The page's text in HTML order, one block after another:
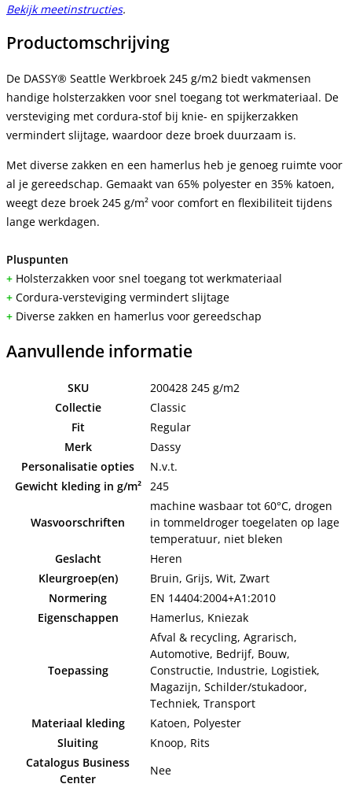
Bekijk meetinstructies.
Productomschrijving
De DASSY® Seattle Werkbroek 245 g/m2 biedt vakmensen
handige holsterzakken voor snel toegang tot werkmateriaal. De
versteviging met cordura-stof bij knie- en spijkerzakken
vermindert slijtage, waardoor deze broek duurzaam is.
Met diverse zakken en een hamerlus heb je genoeg ruimte voor
al je gereedschap. Gemaakt van 65% polyester en 35% katoen,
weegt deze broek 245 g/m² voor comfort en flexibiliteit tijdens
lange werkdagen.
Pluspunten
+ Holsterzakken voor snel toegang tot werkmateriaal
+ Cordura-versteviging vermindert slijtage
+ Diverse zakken en hamerlus voor gereedschap
Aanvullende informatie
SKU
200428 245 g/m2
Collectie
Classic
Fit
Regular
Merk
Dassy
Personalisatie opties
N.v.t.
Gewicht kleding in g/m²
245
Wasvoorschriften
machine wasbaar tot 60°C, drogen
in tommeldroger toegelaten op lage
temperatuur, niet bleken
Geslacht
Heren
Kleurgroep(en)
Bruin, Grijs, Wit, Zwart
Normering
EN 14404:2004+A1:2010
Eigenschappen
Hamerlus, Kniezak
Toepassing
Afval & recycling, Agrarisch,
Automotive, Bedrijf, Bouw,
Constructie, Industrie, Logistiek,
Magazijn, Schilder/stukadoor,
Techniek, Transport
Materiaal kleding
Katoen, Polyester
Sluiting
Knoop, Rits
Catalogus Business
Center
Nee